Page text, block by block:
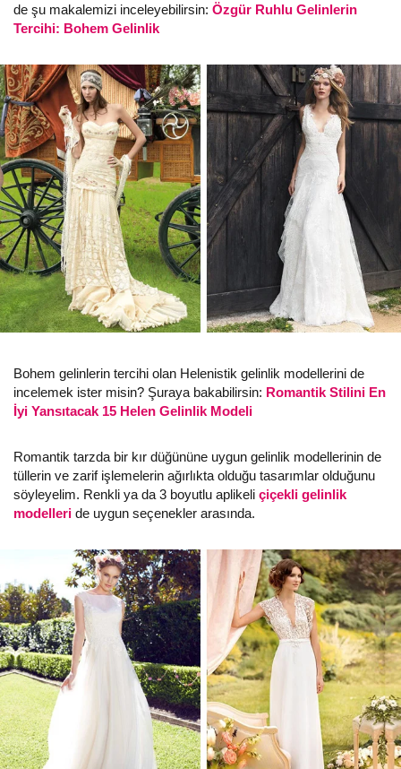
de şu makalemizi inceleyebilirsin: Özgür Ruhlu Gelinlerin
Tercihi: Bohem Gelinlik
Bohem gelinlerin tercihi olan Helenistik gelinlik modellerini de
incelemek ister misin? Şuraya bakabilirsin: Romantik Stilini En
İyi Yansıtacak 15 Helen Gelinlik Modeli
Romantik tarzda bir kır düğününe uygun gelinlik modellerinin de
tüllerin ve zarif işlemelerin ağırlıkta olduğu tasarımlar olduğunu
söyleyelim. Renkli ya da 3 boyutlu aplikeli çiçekli gelinlik
modelleri de uygun seçenekler arasında.